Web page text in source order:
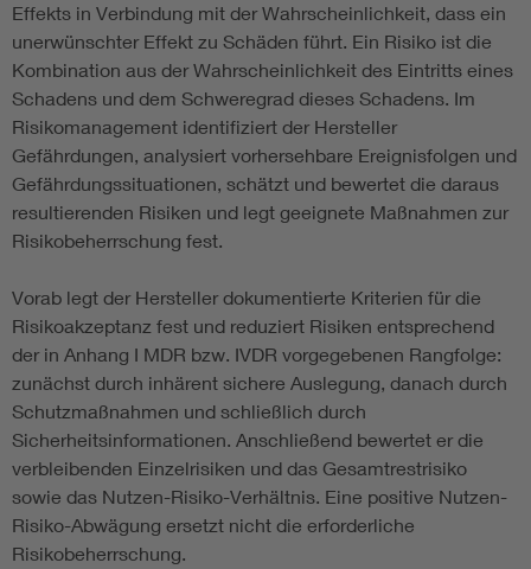
Effekts in Verbindung mit der Wahrscheinlichkeit, dass ein
unerwünschter Effekt zu Schäden führt. Ein Risiko ist die
Kombination aus der Wahrscheinlichkeit des Eintritts eines
Schadens und dem Schweregrad dieses Schadens. Im
Risikomanagement identifiziert der Hersteller
Gefährdungen, analysiert vorhersehbare Ereignisfolgen und
Gefährdungssituationen, schätzt und bewertet die daraus
resultierenden Risiken und legt geeignete Maßnahmen zur
Risikobeherrschung fest.
Vorab legt der Hersteller dokumentierte Kriterien für die
Risikoakzeptanz fest und reduziert Risiken entsprechend
der in Anhang I MDR bzw. IVDR vorgegebenen Rangfolge:
zunächst durch inhärent sichere Auslegung, danach durch
Schutzmaßnahmen und schließlich durch
Sicherheitsinformationen. Anschließend bewertet er die
verbleibenden Einzelrisiken und das Gesamtrestrisiko
sowie das Nutzen-Risiko-Verhältnis. Eine positive Nutzen-
Risiko-Abwägung ersetzt nicht die erforderliche
Risikobeherrschung.